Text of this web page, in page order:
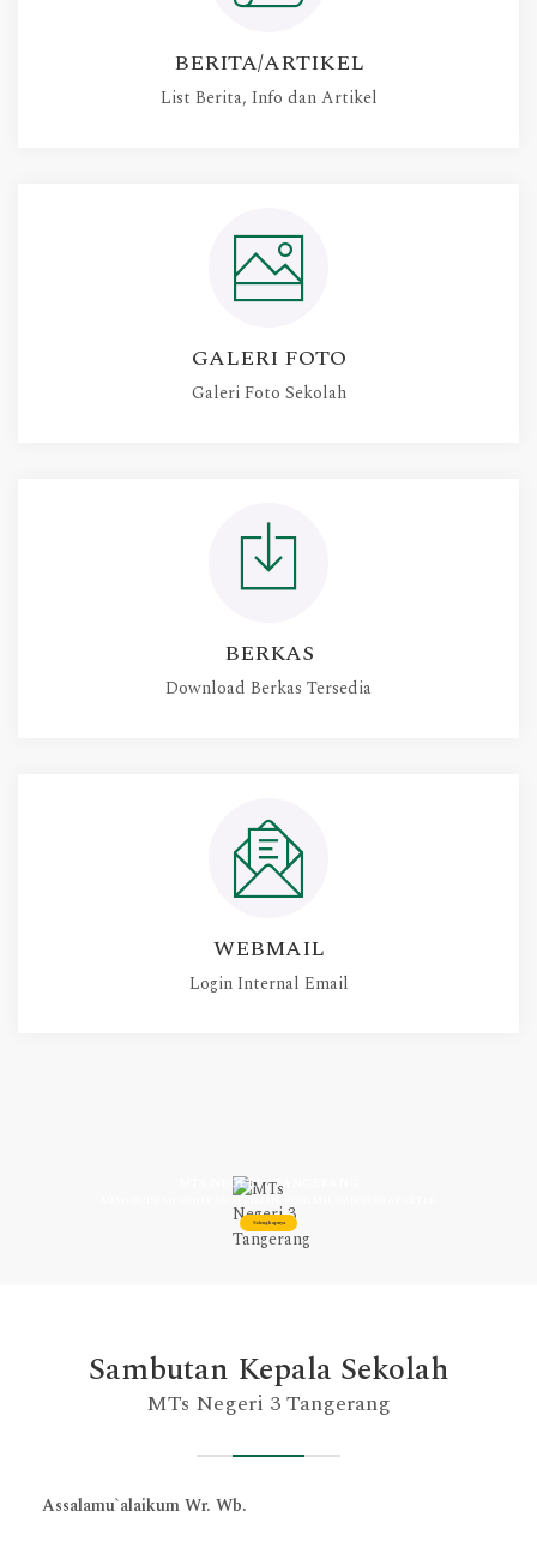
BERITA/ARTIKEL
List Berita, Info dan Artikel
GALERI FOTO
Galeri Foto Sekolah
BERKAS
Download Berkas Tersedia
WEBMAIL
Login Internal Email
MTS NEGERI 3 TANGERANG
MEWUJUDKAN GENERASI BERIMAN, BERILMU, DAN BERKARAKTER
Selengkapnya
Sambutan Kepala Sekolah
MTs Negeri 3 Tangerang
Assalamu`alaikum Wr. Wb.